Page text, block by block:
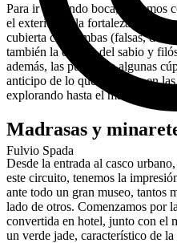
Fulvio Spada
Para ir haciendo boca, podemos
el exterior de la fortaleza. La
cubierta con tumbas (falsas,
también la estatua del sabio y
además, las puntas de algunas
anticipo de lo que te espera en
explorando hasta el más mínimo
Madrasas y
Desde la entrada al casco
este circuito, tenemos la
ante todo un gran museo, tantos
lado de otros. Comenzamos por
convertida en hotel, junto con el
un verde jade, característico de